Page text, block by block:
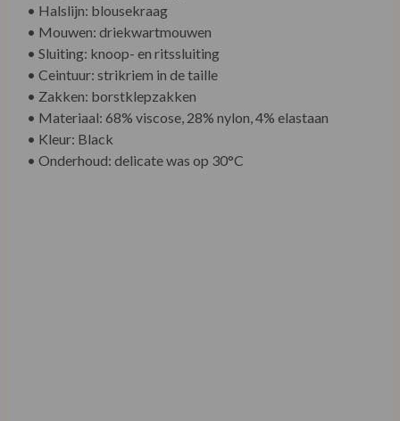
• Halslijn: blousekraag
• Mouwen: driekwartmouwen
• Sluiting: knoop- en ritssluiting
• Ceintuur: strikriem in de taille
• Zakken: borstklepzakken
• Materiaal: 68% viscose, 28% nylon, 4% elastaan
• Kleur: Black
• Onderhoud: delicate was op 30°C